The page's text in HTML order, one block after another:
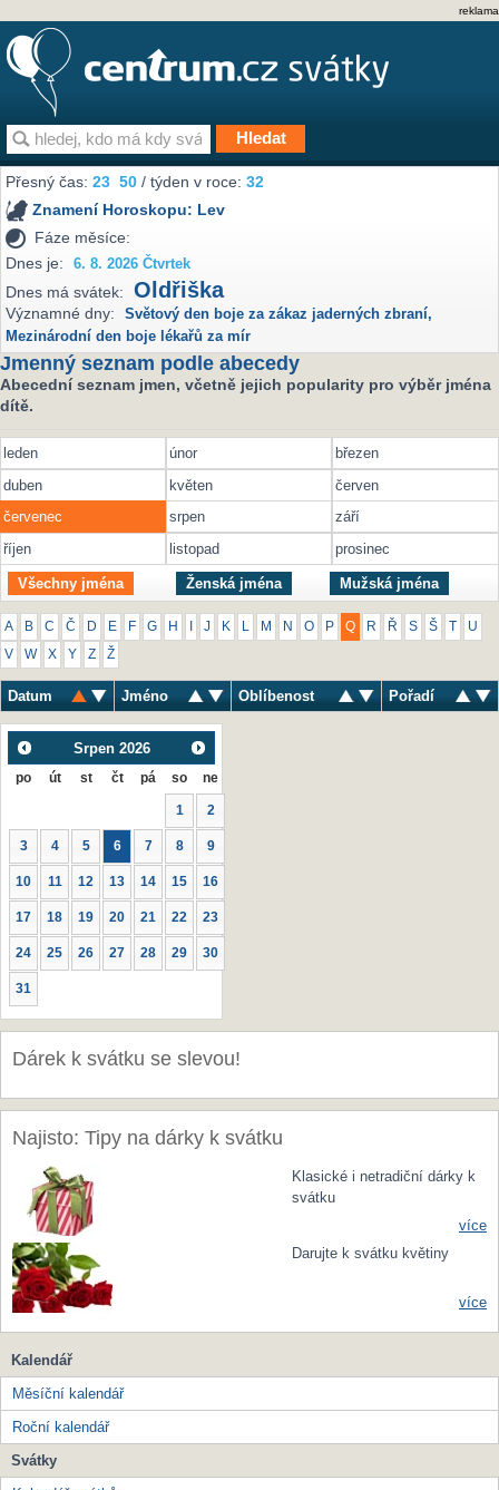
reklama
Přesný čas:23 50 / týden v roce:32
Znamení Horoskopu: Lev
Fáze měsíce:
Dnes je:
6. 8. 2026 Čtvrtek
Dnes má svátek: Oldřiška
Významné dny: Světový den boje za zákaz jaderných zbraní,
Mezinárodní den boje lékařů za mír
Jmenný seznam podle abecedy
Abecední seznam jmen, včetně jejich popularity pro výběr jména
dítě.
leden únor
březen
duben
květen
červen
červenec
srpen
září
říjen
listopad prosinec
Všechny jména Ženská jména Mužská jména
A B C Č D E F G H J K M N O P Q R Ř S Š U
V W X Y Z Ž
Datum Jméno Oblíbenost Pořadí
Srpen 2026
po út st čt pá so ne
1 2
3 4 5 6 7 8 9
10 11 12 13 14 15 16
17 18 19 20 21 22 23
24 25 26 27 28 29 30
31
Dárek k svátku se slevou!
Najisto: Tipy na dárky k svátku
Klasické i netradiční dárky k
svátku
více
Darujte k svátku květiny
více
Kalendář
Měsíční kalendář
Roční kalendář
Svátky